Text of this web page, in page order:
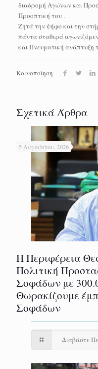
διαδρομή Αγώνων και
Προοπτική του .
Zητά την ψήφο και την
πάντα σταθερά
και Πνευματική ανάπτυξη
Κοινοποίηση
Σχετικά Άρθρα
5 Αυγούστου, 2026
Η Περιφέρεια
Πολιτική
Σοφάδων με
Θωρακίζουμε
Σοφάδων
Διαβάστε